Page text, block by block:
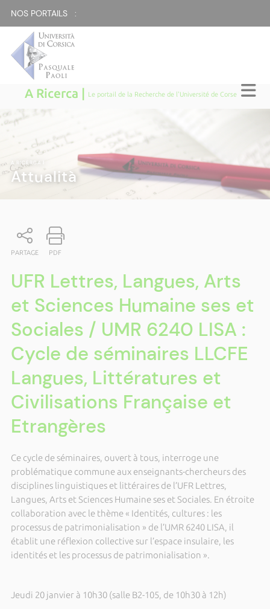
NOS PORTAILS :
A Ricerca | Le portail de la Recherche de l'Université de Corse
A RICERCA
Attualità
PARTAGE PDF
UFR Lettres, Langues, Arts
et Sciences Humaine ses et
Sociales / UMR 6240 LISA :
Cycle de séminaires LLCFE
Langues, Littératures et
Civilisations Française et
Etrangères
Ce cycle de séminaires, ouvert à tous, interroge une
problématique commune aux enseignants-chercheurs des
disciplines linguistiques et littéraires de l’UFR Lettres,
Langues, Arts et Sciences Humaine ses et Sociales. En étroite
collaboration avec le thème « Identités, cultures : les
processus de patrimonialisation » de l’UMR 6240 LISA, il
établit une réflexion collective sur l’espace insulaire, les
identités et les processus de patrimonialisation ».
Jeudi 20 janvier à 10h30 (salle B2-105, de 10h30 à 12h)